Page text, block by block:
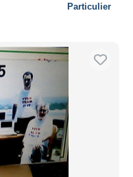
Particulier